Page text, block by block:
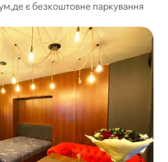
є безкоштовне паркування